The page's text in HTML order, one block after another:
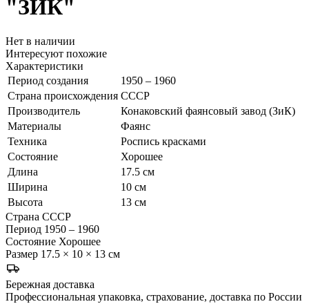
"ЗИК"
Нет в наличии
Интересуют похожие
Характеристики
Период создания
1950 – 1960
Страна происхождения СССР
Производитель
Конаковский фаянсовый завод (ЗиК)
Материалы
Фаянс
Техника
Роспись красками
Состояние
Хорошее
Длина
17.5 см
Ширина
10 см
Высота
13 см
Страна СССР
Период 1950 – 1960
Состояние Хорошее
Размер 17.5 × 10 × 13 см
Бережная доставка
Профессиональная упаковка, страхование, доставка по России